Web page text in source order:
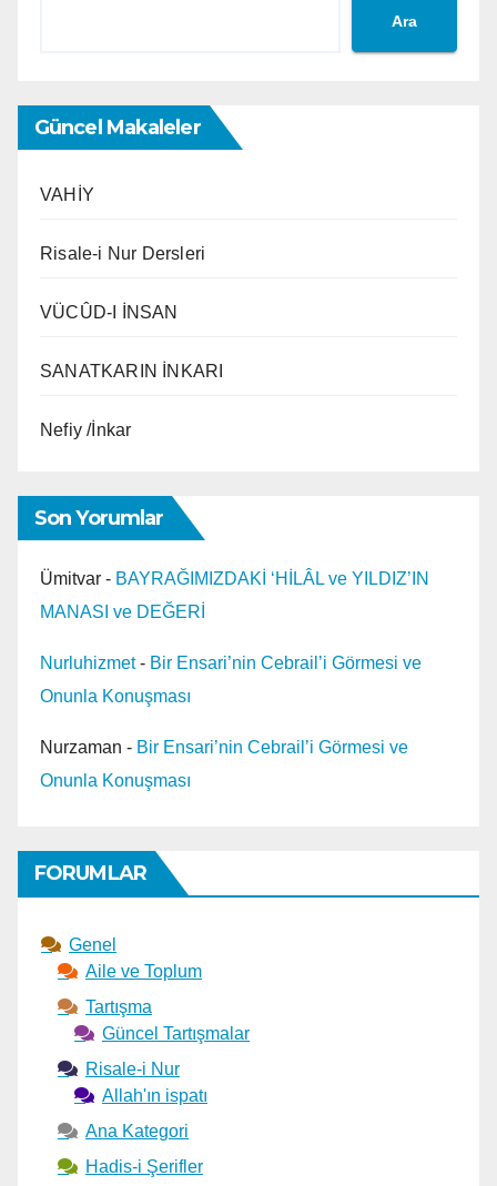
Ara
Güncel Makaleler
VAHİY
Risale-i Nur Dersleri
VÜCÛD-I İNSAN
SANATKARIN İNKARI
Nefiy /İnkar
Son Yorumlar
Ümitvar - BAYRAĞIMIZDAKİ ‘HİLÂL ve YILDIZ’IN
MANASI ve DEĞERİ
Nurluhizmet- Bir Ensari’nin Cebrail’i Görmesi ve
Onunla Konuşması
Nurzaman - Bir Ensari’nin Cebrail’i Görmesi ve
Onunla Konuşması
FORUMLAR
Genel
Aile ve Toplum
Tartışma
Güncel Tartışmalar
Risale-i Nur
Allah'ın ispatı
Ana Kategori
Hadis-i Şerifler